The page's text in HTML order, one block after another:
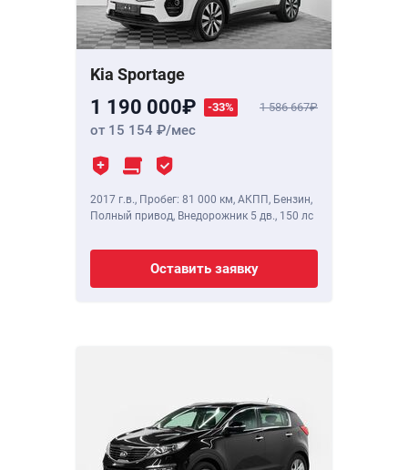
Kia Sportage
1 190 000 -33% 1 586 667
от 15 154 /мес
2017 г.в., Пробег: 81 000 км, АКПП, Бензин,
Полный привод, Внедорожник 5 дв., 150 лс
Оставить заявку